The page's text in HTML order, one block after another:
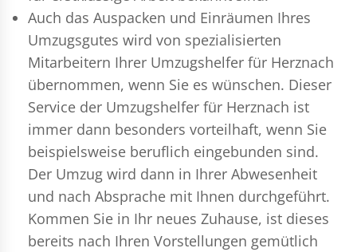
Auch das Auspacken und Einräumen Ihres
Umzugsgutes wird von spezialisierten
Mitarbeitern Ihrer Umzugshelfer für Herznach
übernommen, wenn Sie es wünschen. Dieser
Service der Umzugshelfer für Herznach ist
immer dann besonders vorteilhaft, wenn Sie
beispielsweise beruflich eingebunden sind.
Der Umzug wird dann in Ihrer Abwesenheit
und nach Absprache mit Ihnen durchgeführt.
Kommen Sie in Ihr neues Zuhause, ist dieses
bereits nach Ihren Vorstellungen gemütlich